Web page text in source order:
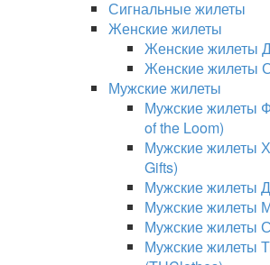
Сигнальные жилеты
Женские жилеты
Женские жилеты
Женские жилеты
Мужские жилеты
Мужские жилеты
of the Loom)
Мужские жилеты
Gifts)
Мужские жилеты
Мужские жилеты
Мужские жилеты
Мужские жилеты